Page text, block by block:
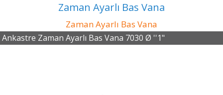
Zaman Ayarlı Bas Vana
Zaman Ayarlı Bas Vana
Ankastre Zaman Ayarlı Bas Vana 7030 Ø ''1"